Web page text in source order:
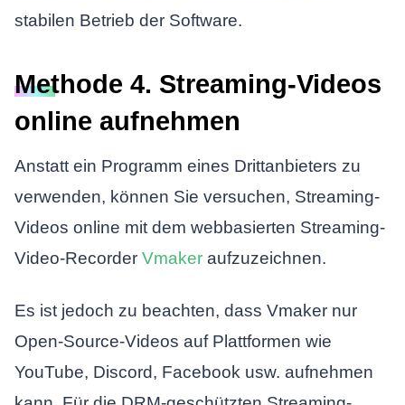
stabilen Betrieb der Software.
Methode 4. Streaming-Videos
online aufnehmen
Anstatt ein Programm eines Drittanbieters zu
verwenden, können Sie versuchen, Streaming-
Videos online mit dem webbasierten Streaming-
Video-Recorder Vmakeraufzuzeichnen.
Es ist jedoch zu beachten, dass Vmaker nur
Open-Source-Videos auf Plattformen wie
YouTube, Discord, Facebook usw. aufnehmen